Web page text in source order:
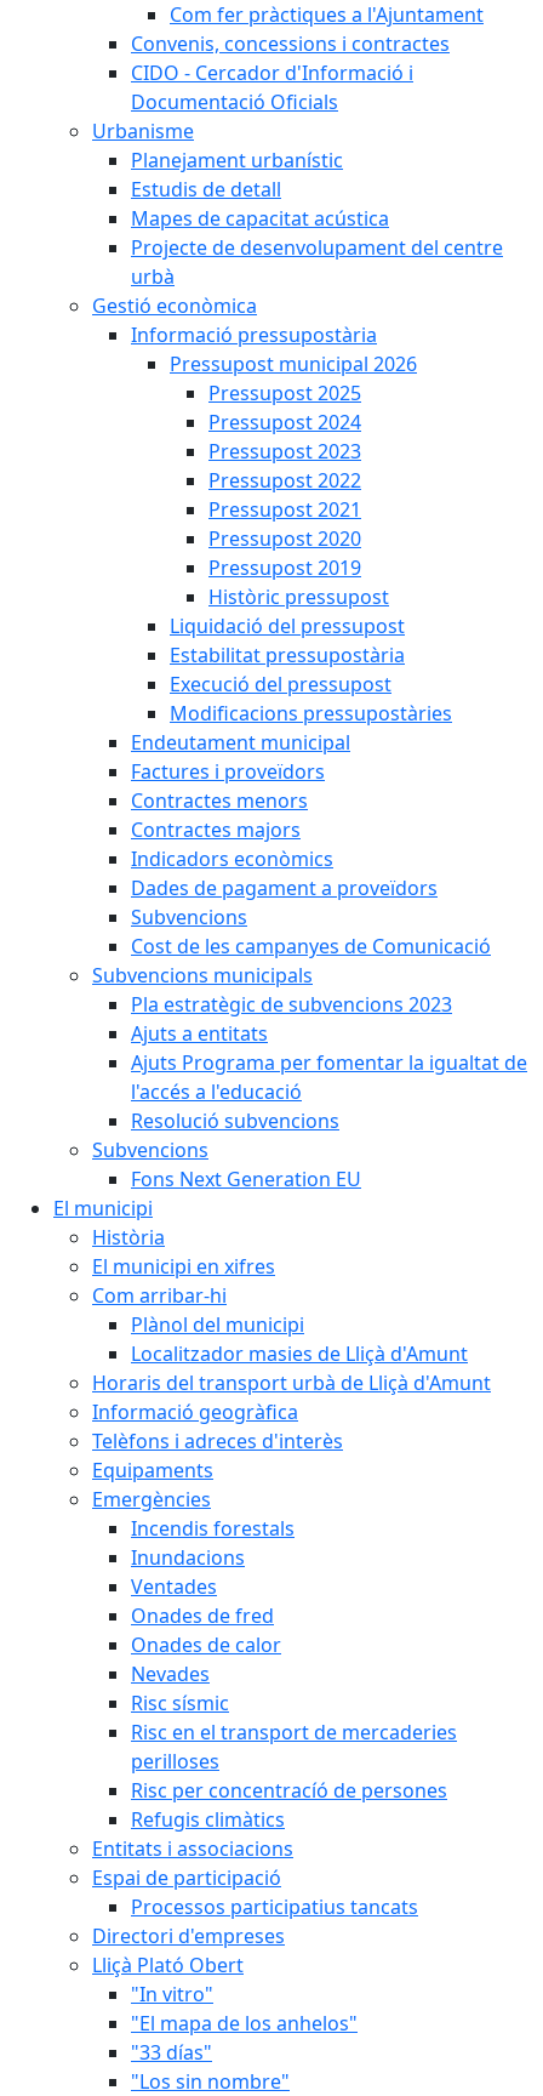
Com fer pràctiques a l'Ajuntament
Convenis, concessions i contractes
CIDO - Cercador d'Informació i
Documentació Oficials
Urbanisme
Planejament urbanístic
Estudis de detall
Mapes de capacitat acústica
Projecte de desenvolupament del centre
urbà
Gestió econòmica
Informació pressupostària
Pressupost municipal 2026
Pressupost 2025
Pressupost 2024
Pressupost 2023
Pressupost 2022
Pressupost 2021
Pressupost 2020
Pressupost 2019
Històric pressupost
Liquidació del pressupost
Estabilitat pressupostària
Execució del pressupost
Modificacions pressupostàries
Endeutament municipal
Factures i proveïdors
Contractes menors
Contractes majors
Indicadors econòmics
Dades de pagament a proveïdors
Subvencions
Cost de les campanyes de Comunicació
Subvencions municipals
Pla estratègic de subvencions 2023
Ajuts a entitats
Ajuts Programa per fomentar la igualtat de
l'accés a l'educació
Resolució subvencions
Subvencions
Fons Next Generation EU
El municipi
Història
El municipi en xifres
Com arribar-hi
Plànol del municipi
Localitzador masies de Lliçà d'Amunt
Horaris del transport urbà de Lliçà d'Amunt
Informació geogràfica
Telèfons i adreces d'interès
Equipaments
Emergències
Incendis forestals
Inundacions
Ventades
Onades de fred
Onades de calor
Nevades
Risc sísmic
Risc en el transport de mercaderies
perilloses
Risc per concentracíó de persones
Refugis climàtics
Entitats i associacions
Espai de participació
Processos participatius tancats
Directori d'empreses
Lliçà Plató Obert
"In vitro"
"El mapa de los anhelos"
"33 días"
"Los sin nombre"